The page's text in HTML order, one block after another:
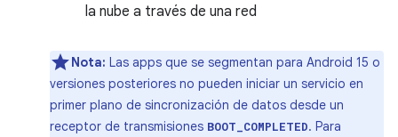
la nube a través de una red
Nota: Las apps que se segmentan para Android 15 o
versiones posteriores no pueden iniciar un servicio en
primer plano de sincronización de datos desde un
receptor de transmisiones BOOT_COMPLETED. Para